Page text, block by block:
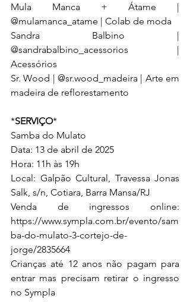
Mula Manca + Átame |
@mulamanca_atame | Colab de moda
Sandra Balbino |
@sandrabalbino_acessorios |
Acessórios
Sr. Wood | @sr.wood_madeira | Arte em
madeira de reflorestamento
*SERVIÇO*
Samba do Mulato
Data: 13 de abril de 2025
Hora: 11h às 19h
Local: Galpão Cultural, Travessa Jonas
Salk, s/n, Cotiara, Barra Mansa/RJ
Venda de ingressos online:
https://www.sympla.com.br/evento/sam
ba-do-mulato-3-cortejo-de-
jorge/2835664
Crianças até 12 anos não pagam para
entrar mas precisam retirar o ingresso
no Sympla